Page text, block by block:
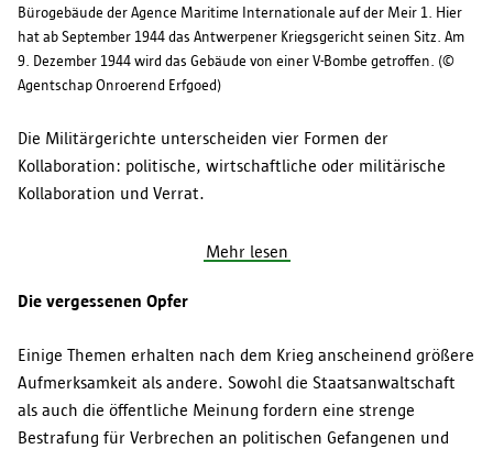
Bürogebäude der Agence Maritime Internationale auf der Meir 1. Hier
hat ab September 1944 das Antwerpener Kriegsgericht seinen Sitz. Am
9. Dezember 1944 wird das Gebäude von einer V-Bombe getroffen. (©
Agentschap Onroerend Erfgoed)
Die Militärgerichte unterscheiden vier Formen der
Kollaboration: politische, wirtschaftliche oder militärische
Kollaboration und Verrat.
Mehr lesen
Die vergessenen Opfer
Einige Themen erhalten nach dem Krieg anscheinend größere
Aufmerksamkeit als andere. Sowohl die Staatsanwaltschaft
als auch die öffentliche Meinung fordern eine strenge
Bestrafung für Verbrechen an politischen Gefangenen und